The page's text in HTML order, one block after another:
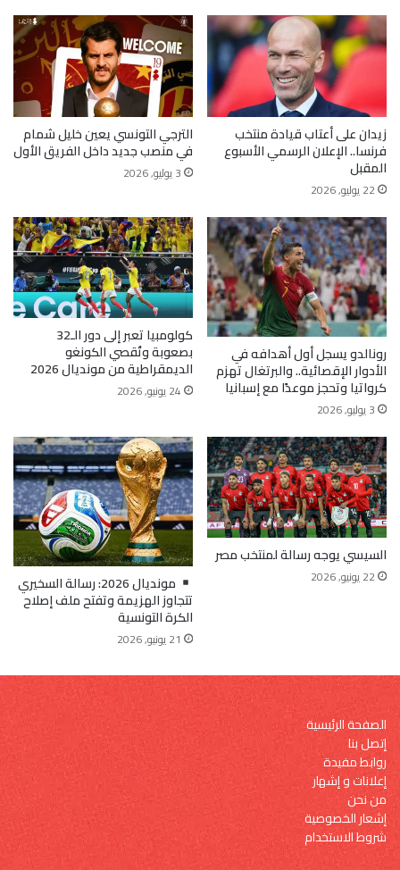
زيدان على أعتاب قيادة منتخب
فرنسا.. الإعلان الرسمي الأسبوع
المقبل
22 يوليو, 2026
الترجي التونسي يعين خليل شمام
في منصب جديد داخل الفريق الأول
3 يوليو, 2026
رونالدو يسجل أول أهدافه في
الأدوار الإقصائية.. والبرتغال تهزم
كرواتيا وتحجز موعدًا مع إسبانيا
3 يوليو, 2026
كولومبيا تعبر إلى دور الـ32
بصعوبة وتُقصي الكونغو
الديمقراطية من مونديال 2026
24 يونيو, 2026
السيسي يوجه رسالة لمنتخب مصر
22 يونيو, 2026 مونديال 2026: رسالة السخيري
تتجاوز الهزيمة وتفتح ملف إصلاح
الكرة التونسية
21 يونيو, 2026
الصفحة الرئيسية
إتصل بنا
روابط مفيدة
إعلانات و إشهار
من نحن
إشعار الخصوصية
شروط الاستخدام